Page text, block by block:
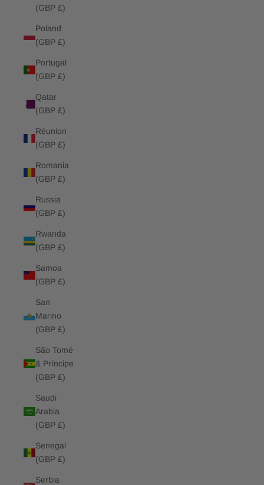
(GBP £)
Poland
(GBP £)
Portugal
(GBP £)
Qatar
(GBP £)
Réunion
(GBP £)
Romania
(GBP £)
Russia
(GBP £)
Rwanda
(GBP £)
Samoa
(GBP £)
San
Marino
(GBP £)
São Tomé
& Príncipe
(GBP £)
Saudi
Arabia
(GBP £)
Senegal
(GBP £)
Serbia